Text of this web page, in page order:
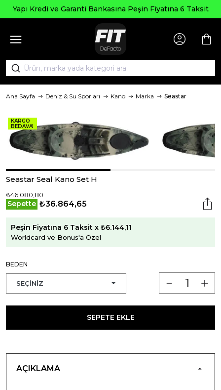
Garanti Bankasına Peşin Fiyatına 6 Taksit
Ana Sayfa Deniz & Su Sporları Kano Marka Seastar
KARGO
BEDAVA!
Seastar Seal Kano Set H
₺46.080,80
Sepette ₺36.864,65
Peşin Fiyatına 6 Taksit x ₺6.144,11
Worldcard ve Bonus'a Özel
BEDEN
SEPETE EKLE
AÇIKLAMA